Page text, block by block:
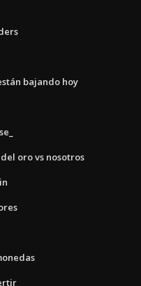
bajando hoy
oro vs nosotros